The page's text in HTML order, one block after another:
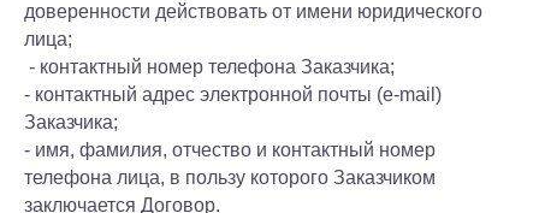
доверенности действовать от имени юридического
лица;
- контактный номер телефона Заказчика;
- контактный адрес электронной почты (e-mail)
Заказчика;
- имя, фамилия, отчество и контактный номер
телефона лица, в пользу которого Заказчиком
заключается Договор.